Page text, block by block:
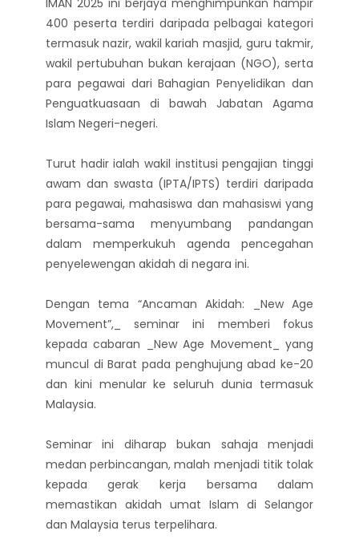
IMAN 2025 ini berjaya menghimpunkan hampir
400 peserta terdiri daripada pelbagai kategori
termasuk nazir, wakil kariah masjid, guru takmir,
wakil pertubuhan bukan kerajaan (NGO), serta
para pegawai dari Bahagian Penyelidikan dan
Penguatkuasaan di bawah Jabatan Agama
Islam Negeri-negeri.
Turut hadir ialah wakil institusi pengajian tinggi
awam dan swasta (IPTA/IPTS) terdiri daripada
para pegawai, mahasiswa dan mahasiswi yang
bersama-sama menyumbang pandangan
dalam memperkukuh agenda pencegahan
penyelewengan akidah di negara ini.
Dengan tema “Ancaman Akidah: _New Age
Movement”,_ seminar ini memberi fokus
kepada cabaran _New Age Movement_ yang
muncul di Barat pada penghujung abad ke-20
dan kini menular ke seluruh dunia termasuk
Malaysia.
Seminar ini diharap bukan sahaja menjadi
medan perbincangan, malah menjadi titik tolak
kepada gerak kerja bersama dalam
memastikan akidah umat Islam di Selangor
dan Malaysia terus terpelihara.